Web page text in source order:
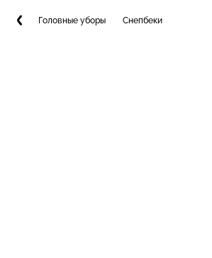
Головные уборы Снепбеки